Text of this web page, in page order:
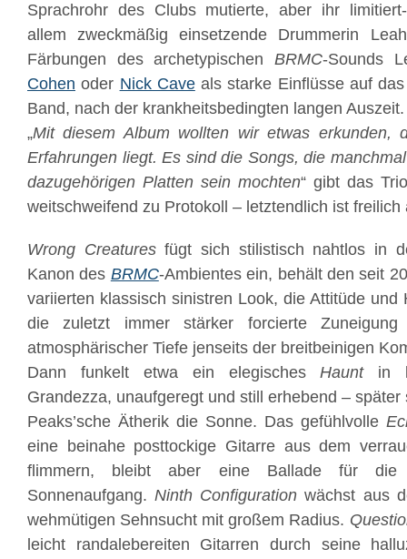
Sprachrohr des Clubs mutierte, aber ihr
allem zweckmäßig einsetzende Drummerin
Färbungen des archetypischen BRMC-Sounds
Cohen oder Nick Caveals starke Einflüsse auf
Band, nach der krankheitsbedingten langen Auszeit.
„Mit diesem Album wollten wir etwas erkunden,
Erfahrungen liegt. Es sind die Songs, die
dazugehörigen Platten sein mochten“ gibt das
weitschweifend zu Protokoll – letztendlich ist freilich
Wrong Creaturesfügt sich stilistisch nahtlos in
Kanon des BRMC-Ambientes ein, behält den seit
variierten klassisch sinistren Look, die Attitüde und
die zuletzt immer stärker forcierte
atmosphärischer Tiefe jenseits der breitbeinigen
Dann funkelt etwa ein elegischesHauntin
Grandezza, unaufgeregt und still erhebend –
Peaks’sche Ätherik die Sonne. Das gefühlvolle
eine beinahe posttockige Gitarre aus dem
flimmern, bleibt aber eine Ballade für die
Sonnenaufgang.Ninth Configuration wächst aus
wehmütigen Sehnsucht mit großem Radius.
leicht randalebereiten Gitarren durch seine